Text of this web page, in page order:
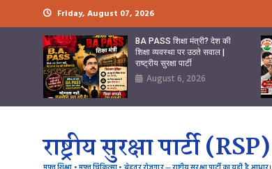
to
Friday, August 07, 2026
BA PASS शिक्षा मंत्री? देश की
शिक्षा व्यवस्था पर उठते सवाल |
राष्ट्रीय सुरक्षा पार्टी
August 6, 2026
राष्ट्रीय सुरक्षा पार्टी (RSP)